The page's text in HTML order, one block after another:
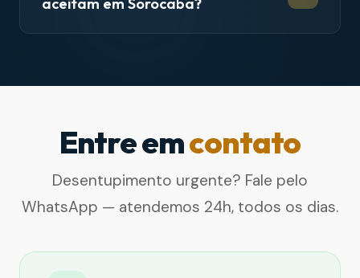
Entre emcontato
Desentupimento urgente? Fale pelo
WhatsApp — atendemos 24h, todos os dias.